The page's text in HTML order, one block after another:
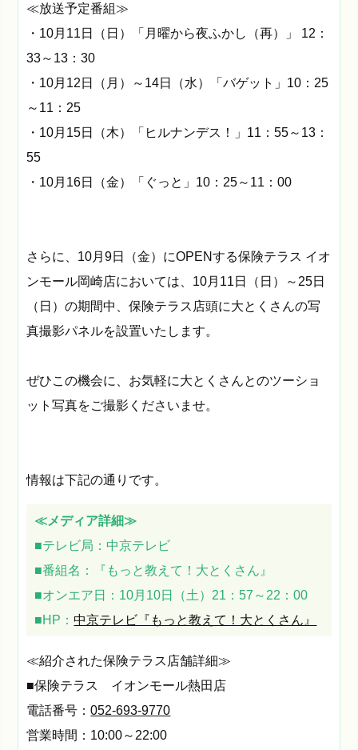
≪放送予定番組≫
・10月11日（日）「月曜から夜ふかし（再）」 12：
33～13：30
・10月12日（月）～14日（水）「バゲット」10：25
～11：25
・10月15日（木）「ヒルナンデス！」11：55～13：
55
・10月16日（金）「ぐっと」10：25～11：00
さらに、10月9日（金）にOPENする保険テラス イオ
ンモール岡崎店においては、10月11日（日）～25日
（日）の期間中、保険テラス店頭に大とくさんの写
真撮影パネルを設置いたします。
ぜひこの機会に、お気軽に大とくさんとのツーショ
ット写真をご撮影くださいませ。
情報は下記の通りです。
≪メディア詳細≫
■テレビ局：中京テレビ
■番組名：『もっと教えて！大とくさん』
■オンエア日：10月10日（土）21：57～22：00
■HP：中京テレビ『もっと教えて！大とくさん』
≪紹介された保険テラス店舗詳細≫
■保険テラス イオンモール熱田店
電話番号：052-693-9770
営業時間：10:00～22:00